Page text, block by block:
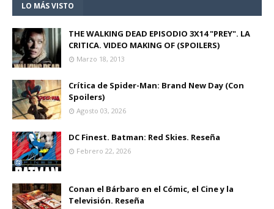
LO MÁS VISTO
THE WALKING DEAD EPISODIO 3X14 "PREY". LA
CRITICA. VIDEO MAKING OF (SPOILERS)
Marzo 18, 2013
Crítica de Spider-Man: Brand New Day (Con
Spoilers)
Agosto 03, 2026
DC Finest. Batman: Red Skies. Reseña
Febrero 22, 2026
Conan el Bárbaro en el Cómic, el Cine y la
Televisión. Reseña